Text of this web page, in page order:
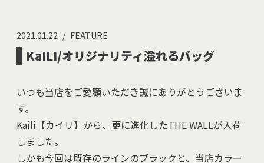
2021.01.22 FEATURE
KaILI/オリジナリティ溢れるバッグ
いつも当店をご愛顧いただき誠にありがとうございま
す。
Kaili【カイリ】から、更に進化したTHE WALLが入荷
しました。
しかも今回は既存のラインのブラックと、当店カラー